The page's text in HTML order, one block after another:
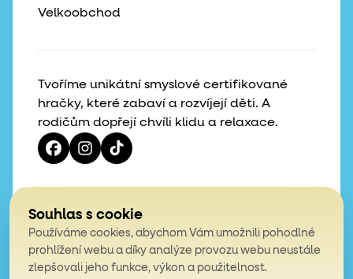
Tvoříme unikátní smyslové certifikované
hračky, které zabaví a rozvíjejí děti. A
rodičům dopřejí chvíli klidu a relaxace.
Velkoobchod
4,9
z celkem 200 hodnocení
Souhlas s cookie
Používáme cookies, abychom Vám umožnili pohodlné
prohlížení webu a díky analýze provozu webu neustále
zlepšovali jeho funkce, výkon a použitelnost.